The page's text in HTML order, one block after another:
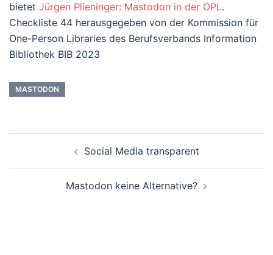
bietet Jürgen Plieninger: Mastodon in der OPL.
Checkliste 44 herausgegeben von der Kommission für
One-Person Libraries des Berufsverbands Information
Bibliothek BIB 2023
MASTODON
NavigationSocial Media transparent
Mastodon keine Alternative?